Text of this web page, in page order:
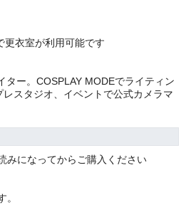
衣室が利用可能です
ター。COSPLAY MODEでライティン
スタジオ、イベントで公式カメラマ
みになってからご購入ください
。